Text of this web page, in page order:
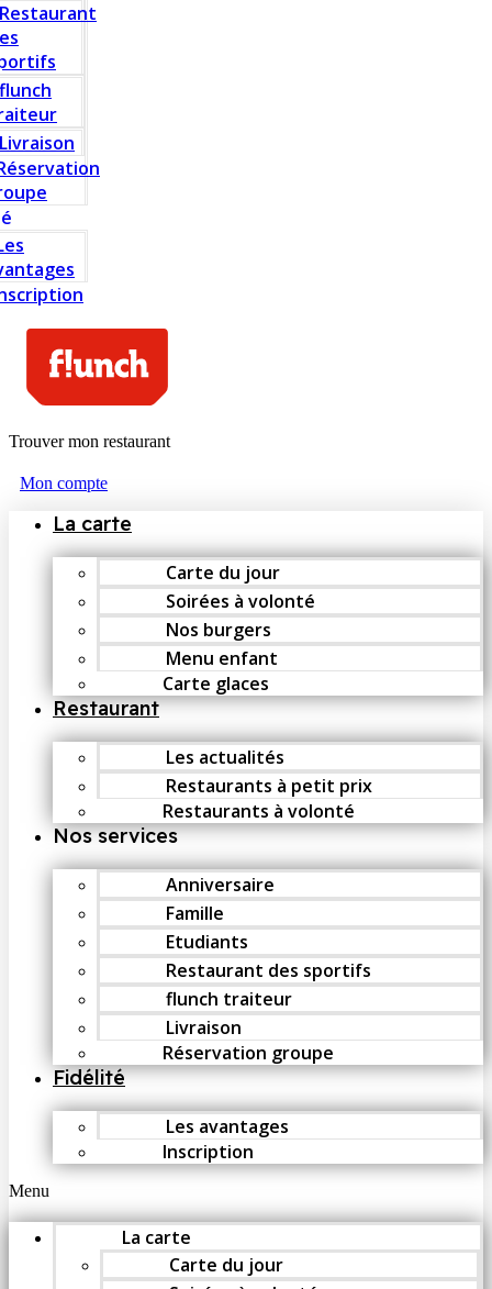
Restaurant
flunch
Livraison
Trouver mon restaurant
Mon compte
La carte
Carte du jour
Soirées à volonté
Nos burgers
Menu enfant
Carte glaces
Restaurant
Les actualités
Restaurants à petit prix
Restaurants à volonté
Nos services
Anniversaire
Famille
Etudiants
Restaurant des sportifs
flunch traiteur
Livraison
Réservation groupe
Fidélité
Les avantages
Inscription
Menu
La carte
Carte du jour